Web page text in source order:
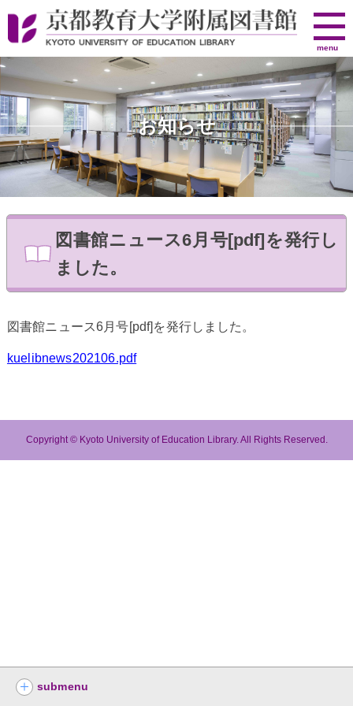
submenu
京
都
教
育
大
学
附
属
図
書
menu
お知らせ
図書館ニュース6月号[pdf]を発行し
ました。
図書館ニュース6月号[pdf]を発行しました。
kuelibnews202106.pdf
Copyright © Kyoto University of Education Library. All Rights Reserved.